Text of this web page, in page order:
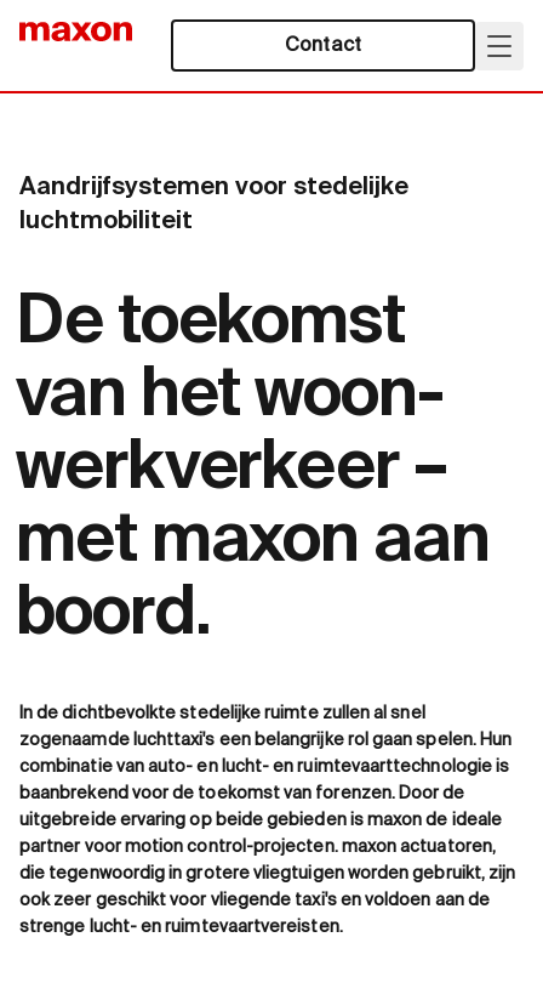
Contact
Aandrijfsystemen voor stedelijke
luchtmobiliteit
De toekomst
van het woon-
werkverkeer –
met maxon aan
boord.
In de dichtbevolkte stedelijke ruimte zullen al snel
zogenaamde luchttaxi's een belangrijke rol gaan spelen. Hun
combinatie van auto- en lucht- en ruimtevaarttechnologie is
baanbrekend voor de toekomst van forenzen. Door de
uitgebreide ervaring op beide gebieden is maxon de ideale
partner voor motion control-projecten. maxon actuatoren,
die tegenwoordig in grotere vliegtuigen worden gebruikt, zijn
ook zeer geschikt voor vliegende taxi's en voldoen aan de
strenge lucht- en ruimtevaartvereisten.